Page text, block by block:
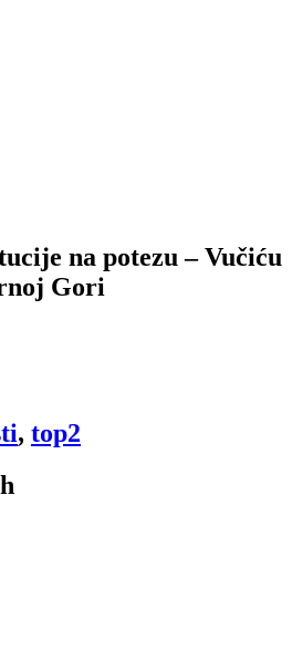
na potezu – Vučiću
Gori
, top2